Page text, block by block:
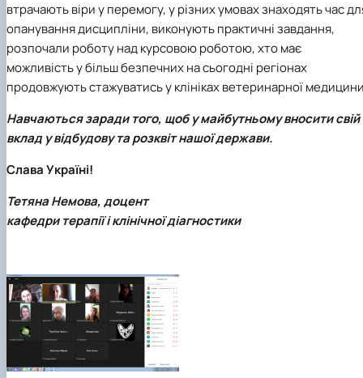
втрачають віри у перемогу, у різних умовах знаходять час
опанування дисципліни, виконують практичні завдання,
розпочали роботу над курсовою роботою, хто має
можливість у більш безпечних на сьогодні регіонах
продовжують стажуватись у клініках ветеринарної
Навчаються заради того, щоб у майбутньому вносити свій
вклад у відбудову та розквіт нашої держави.
Слава Україні!
Тетяна Немова, доцент
кафедри терапії і клінічної діагностики